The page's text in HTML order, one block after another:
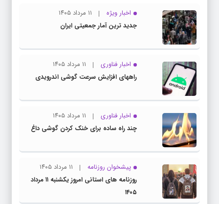
اخبار ویژه
۱۱ مرداد ۱۴۰۵
جدید ترین آمار جمعیتی ایران
اخبار فناوری
۱۱ مرداد ۱۴۰۵
راههای افزایش سرعت گوشی اندرویدی
اخبار فناوری
۱۱ مرداد ۱۴۰۵
چند راه‌ ساده برای خنک کردن گوشی داغ
پیشخوان روزنامه
۱۱ مرداد ۱۴۰۵
روزنامه های استانی امروز یکشنبه ۱۱ مرداد
۱۴۰۵